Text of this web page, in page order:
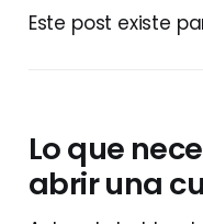
Este post existe
Lo que
abrir una